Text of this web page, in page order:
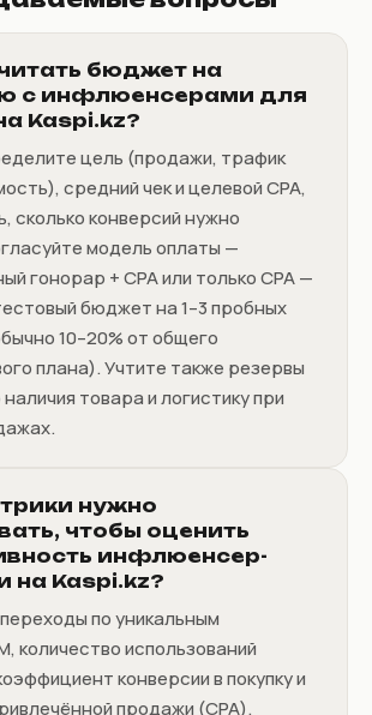
бюджет на
с инфлюенсерами для
Kaspi.kz?
цель (продажи, трафик
средний чек и целевой CPA,
сколько конверсий нужно
модель оплаты —
гонорар + CPA или только CPA —
бюджет на 1–3 пробных
10–20% от общего
плана). Учтите также резервы
товара и логистику при
нужно
чтобы оценить
инфлюенсер-
на Kaspi.kz?
по уникальным
количество использований
конверсии в покупку и
продажи (CPA).